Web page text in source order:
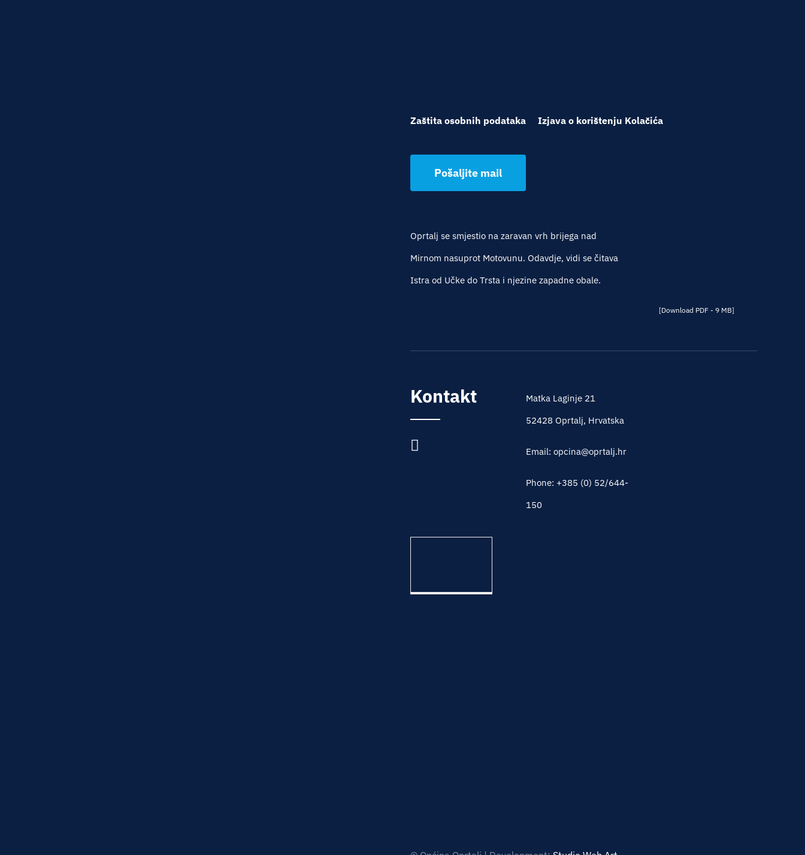
Zaštita osobnih podataka Izjava o korištenju Kolačića
Pošaljite mail
Oprtalj se smjestio na zaravan vrh brijega nad
Mirnom nasuprot Motovunu. Odavdje, vidi se čitava
Istra od Učke do Trsta i njezine zapadne obale.
[Download PDF - 9 MB]
Kontakt
Matka Laginje 21
52428 Oprtalj, Hrvatska
Email: opcina@oprtalj.hr
Phone: +385 (0) 52/644-
150